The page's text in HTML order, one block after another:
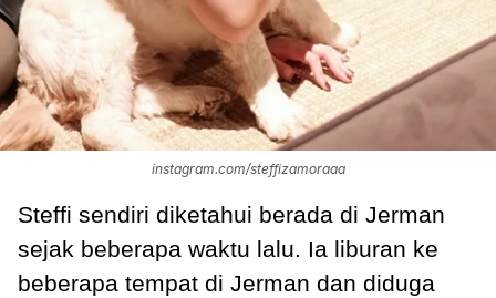
instagram.com/steffizamoraaa
Steffi sendiri diketahui berada di Jerman
sejak beberapa waktu lalu. Ia liburan ke
beberapa tempat di Jerman dan diduga